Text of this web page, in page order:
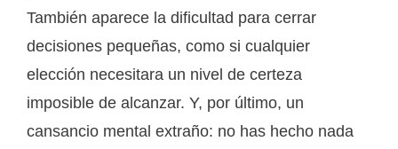
También aparece la dificultad para cerrar
decisiones pequeñas, como si cualquier
elección necesitara un nivel de certeza
imposible de alcanzar. Y, por último, un
cansancio mental extraño: no has hecho nada